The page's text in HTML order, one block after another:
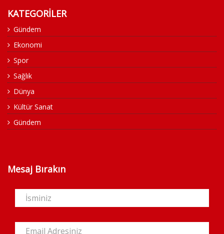
KATEGORİLER
Gündem
Ekonomi
Spor
Sağlık
Dünya
Kültür Sanat
Gündem
Mesaj Bırakın